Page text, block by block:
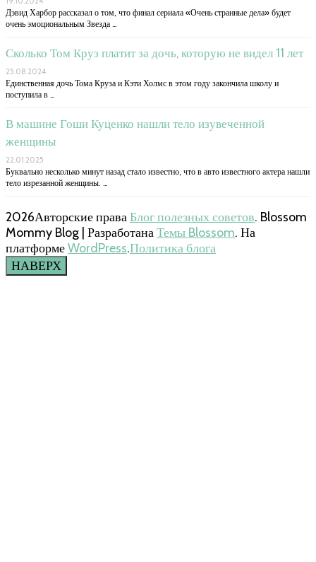
Дэвид Харбор рассказал о том, что финал сериала «Очень странные дела» будет
очень эмоциональным Звезда …
Сколько Том Круз платит за дочь, которую не видел 11 лет
25.08.2024
Единственная дочь Тома Круза и Кэти Холмс в этом году закончила школу и
поступила в …
В машине Гоши Куценко нашли тело изувеченной
женщины
22.01.2025
Буквально несколько минут назад стало известно, что в авто известного актера нашли
тело изрезанной женщины. …
2026Авторские праваБлог полезных советов. Blossom
Mommy Blog | РазработанаТемы Blossom. На
платформеWordPress.Политика блога
НАВЕРХ